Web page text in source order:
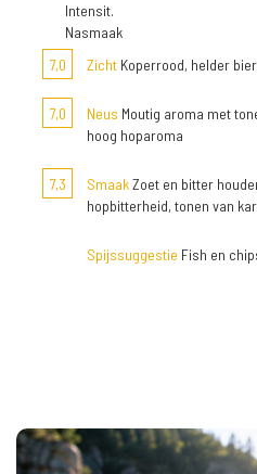
Intensit.
Nasmaak
7,0
Zicht Koperrood, helder
7,0 Neus Moutig aroma met
hoog hoparoma
7,3 SmaakZoet en bitter
hopbitterheid, tonen van
Spijssuggestie Fish en